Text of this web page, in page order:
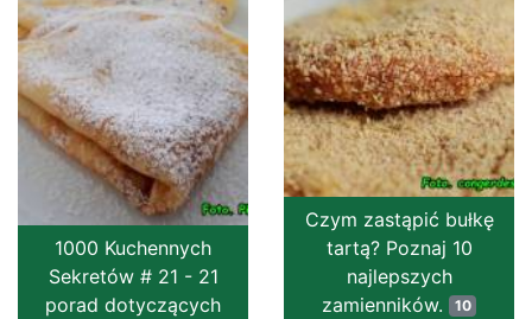
Czym zastąpić bułkę
tartą? Poznaj 10
najlepszych
zamienników.
10
1000 Kuchennych
Sekretów # 21 - 21
porad dotyczących